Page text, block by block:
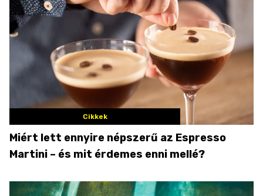
Cikkek
Miért lett ennyire népszerű az Espresso
Martini – és mit érdemes enni mellé?